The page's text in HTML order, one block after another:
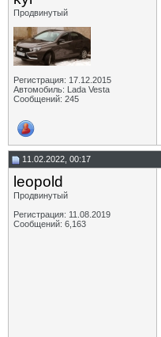
Продвинутый
Регистрация: 17.12.2015
Автомобиль: Lada Vesta
Сообщений: 245
11.02.2022, 00:17
leopold
Продвинутый
Регистрация: 11.08.2019
Сообщений: 6,163